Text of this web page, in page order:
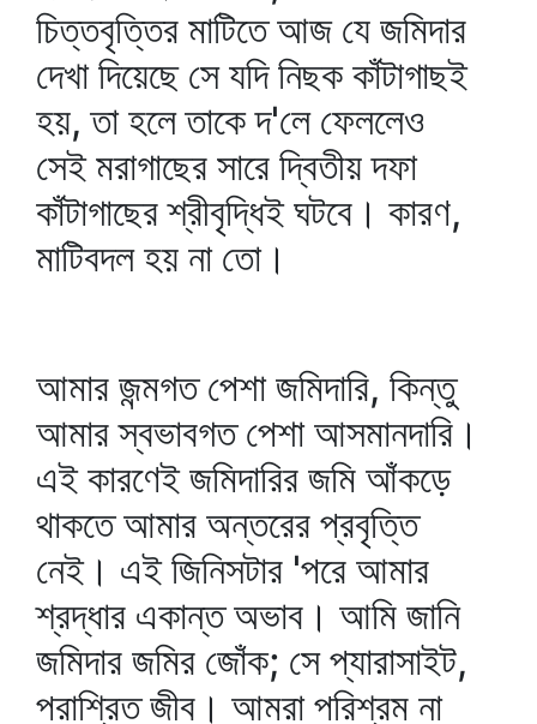
চিত্তবৃত্তির মাটিতে আজ যে জমিদার
দেখা দিয়েছে সে যদি নিছক কাঁটাগাছই
হয়, তা হলে তাকে দ'লে ফেললেও
সেই মরাগাছের সারে দ্বিতীয় দফা
কাঁটাগাছের শ্রীবৃদ্ধিই ঘটবে। কারণ,
মাটিবদল হয় না তো।
আমার জন্মগত পেশা জমিদারি, কিন্তু
আমার স্বভাবগত পেশা আসমানদারি।
এই কারণেই জমিদারির জমি আঁকড়ে
থাকতে আমার অন্তরের প্রবৃত্তি
নেই। এই জিনিসটার 'পরে আমার
শ্রদ্ধার একান্ত অভাব। আমি জানি
জমিদার জমির জোঁক; সে প্যারাসাইট,
পরাশ্রিত জীব। আমরা পরিশ্রম না